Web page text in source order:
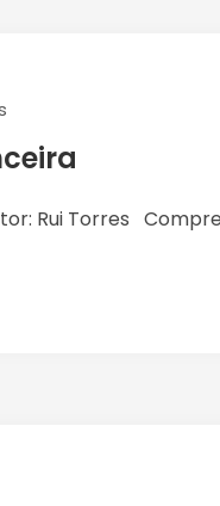
Rui Torres Compre